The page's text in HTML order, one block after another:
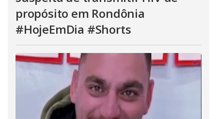
propósito em Rondônia
#HojeEmDia #Shorts